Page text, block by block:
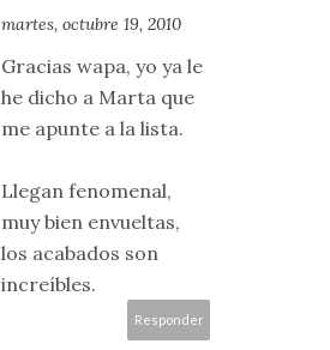
martes, octubre 19, 2010
Gracias wapa, yo ya le
he dicho a Marta que
me apunte a la lista.
Llegan fenomenal,
muy bien envueltas,
los acabados son
increíbles.
Responder